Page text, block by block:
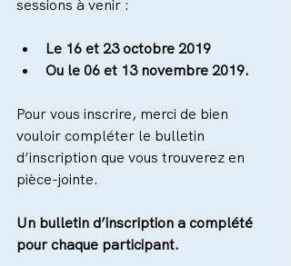
sessions à venir :
Le 16 et 23 octobre 2019
Ou le 06 et 13 novembre 2019.
Pour vous inscrire, merci de bien
vouloir compléter le bulletin
d’inscription que vous trouverez en
pièce-jointe.
Un bulletin d’inscription a complété
pour chaque participant.